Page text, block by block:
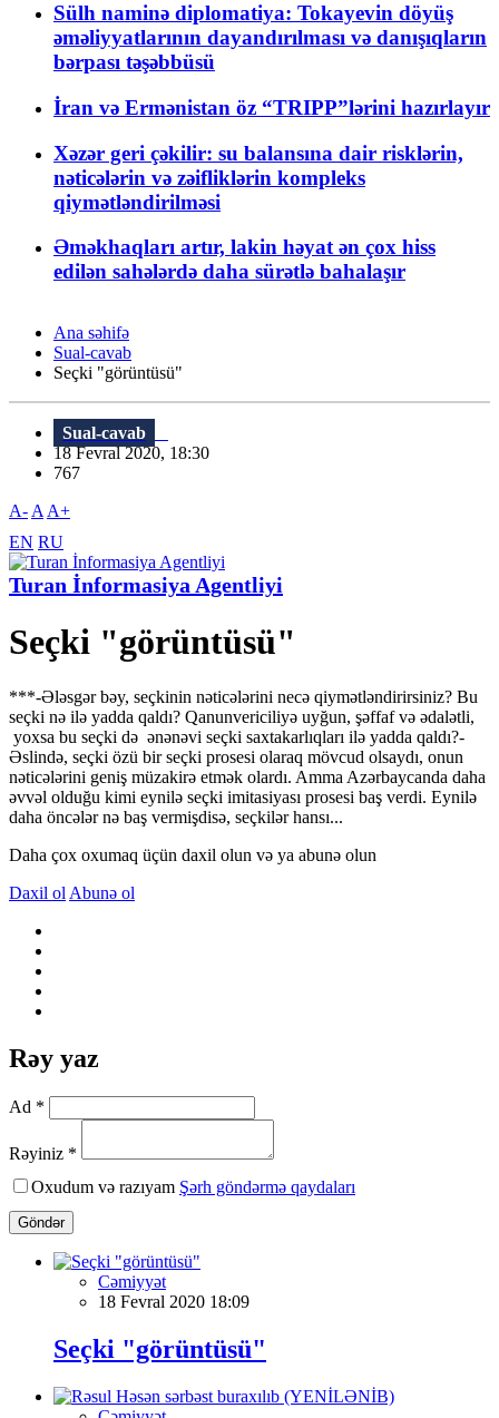
Sülh naminə diplomatiya: Tokayevin döyüş
əməliyyatlarının dayandırılması və danışıqların
bərpası təşəbbüsü
İran və Ermənistan öz “TRIPP”lərini hazırlayır
Xəzər geri çəkilir: su balansına dair risklərin,
nəticələrin və zəifliklərin kompleks
qiymətləndirilməsi
Əməkhaqları artır, lakin həyat ən çox hiss
edilən sahələrdə daha sürətlə bahalaşır
Ana səhifə
Sual-cavab
Seçki "görüntüsü"
Sual-cavab
18 Fevral 2020, 18:30
767
A- A A+
EN RU
Turan İnformasiya Agentliyi
Seçki "görüntüsü"
***-Ələsgər bəy, seçkinin nəticələrini necə qiymətləndirirsiniz? Bu
seçki nə ilə yadda qaldı? Qanunvericiliyə uyğun, şəffaf və ədalətli,
yoxsa bu seçki də ənənəvi seçki saxtakarlıqları ilə yadda qaldı?-
Əslində, seçki özü bir seçki prosesi olaraq mövcud olsaydı, onun
nəticələrini geniş müzakirə etmək olardı. Amma Azərbaycanda daha
əvvəl olduğu kimi eynilə seçki imitasiyası prosesi baş verdi. Eynilə
daha öncələr nə baş vermişdisə, seçkilər hansı...
Daha çox oxumaq üçün daxil olun və ya abunə olun
Daxil ol Abunə ol
Rəy yaz
Ad *
Rəyiniz *
Oxudum və razıyam Şərh göndərmə qaydaları
Göndər
Cəmiyyət
18 Fevral 2020 18:09
Seçki "görüntüsü"